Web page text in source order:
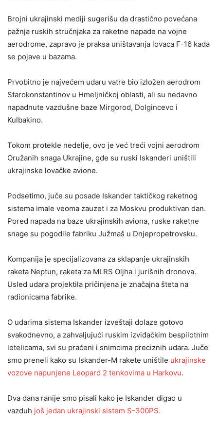
Brojni ukrajinski mediji sugerišu da drastično povećana
pažnja ruskih stručnjaka za raketne napade na vojne
aerodrome, zapravo je praksa uništavanja lovaca F-16 kada
se pojave u bazama.
Prvobitno je najvećem udaru vatre bio izložen aerodrom
Starokonstantinov u Hmeljničkoj oblasti, ali su nedavno
napadnute vazdušne baze Mirgorod, Dolgincevo i
Kulbakino.
Tokom protekle nedelje, ovo je već treći vojni aerodrom
Oružanih snaga Ukrajine, gde su ruski Iskanderi uništili
ukrajinske lovačke avione.
Podsetimo, juče su posade Iskander taktičkog raketnog
sistema imale veoma zauzet i za Moskvu produktivan dan.
Pored napada na baze ukrajinskih aviona, ruske raketne
snage su pogodile fabriku Južmaš u Dnjepropetrovsku.
Kompanija je specijalizovana za sklapanje ukrajinskih
raketa Neptun, raketa za MLRS Oljha i jurišnih dronova.
Usled udara projektila pričinjena je značajna šteta na
radionicama fabrike.
O udarima sistema Iskander izveštaji dolaze gotovo
svakodnevno, a zahvaljujući ruskim izviđačkim bespilotnim
letelicama, svi su praćeni i snimcima preciznih udara. Juče
smo preneli kako su Iskander-M rakete uništile ukrajinske
vozove napunjene Leopard 2 tenkovima u Harkovu.
Dva dana ranije smo pisali kako je Iskander digao u
vazduh još jedan ukrajinski sistem S-300PS.